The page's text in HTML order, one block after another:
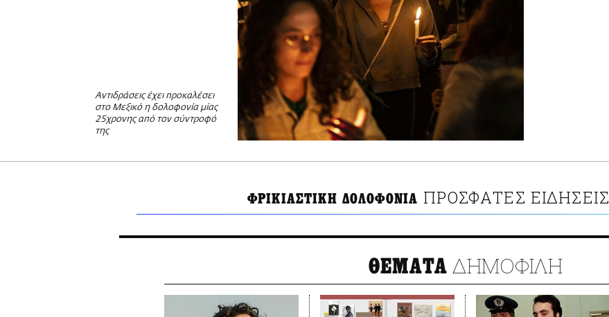
Αντιδράσεις έχει προκαλέσει
στο Μεξικό η δολοφονία μίας
25χρονης από τον σύντροφό
της
ΦΡΙΚΙΑΣΤΙΚΗ ΔΟΛΟΦΟΝΙΑ ΠΡΟΣΦΑΤΕΣ ΕΙΔΗΣΕΙΣ
ΘΕΜΑΤΑ ΔΗΜΟΦΙΛΗ